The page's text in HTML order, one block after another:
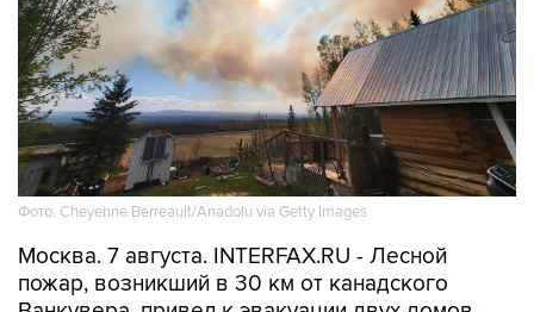
Фото: Cheyenne Berreault/Anadolu via Getty Images
Москва. 7 августа. INTERFAX.RU - Лесной
пожар, возникший в 30 км от канадского